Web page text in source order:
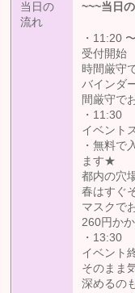
当日の
流れ
~~~当日
・11:20
受付開始
時間厳守
バインダ
間厳守で
・11:30
イベント
・無料で
ます★
都内の穴
春はすぐ
マスクで
260円か
・13:30
イベント
そのまま
深めるの